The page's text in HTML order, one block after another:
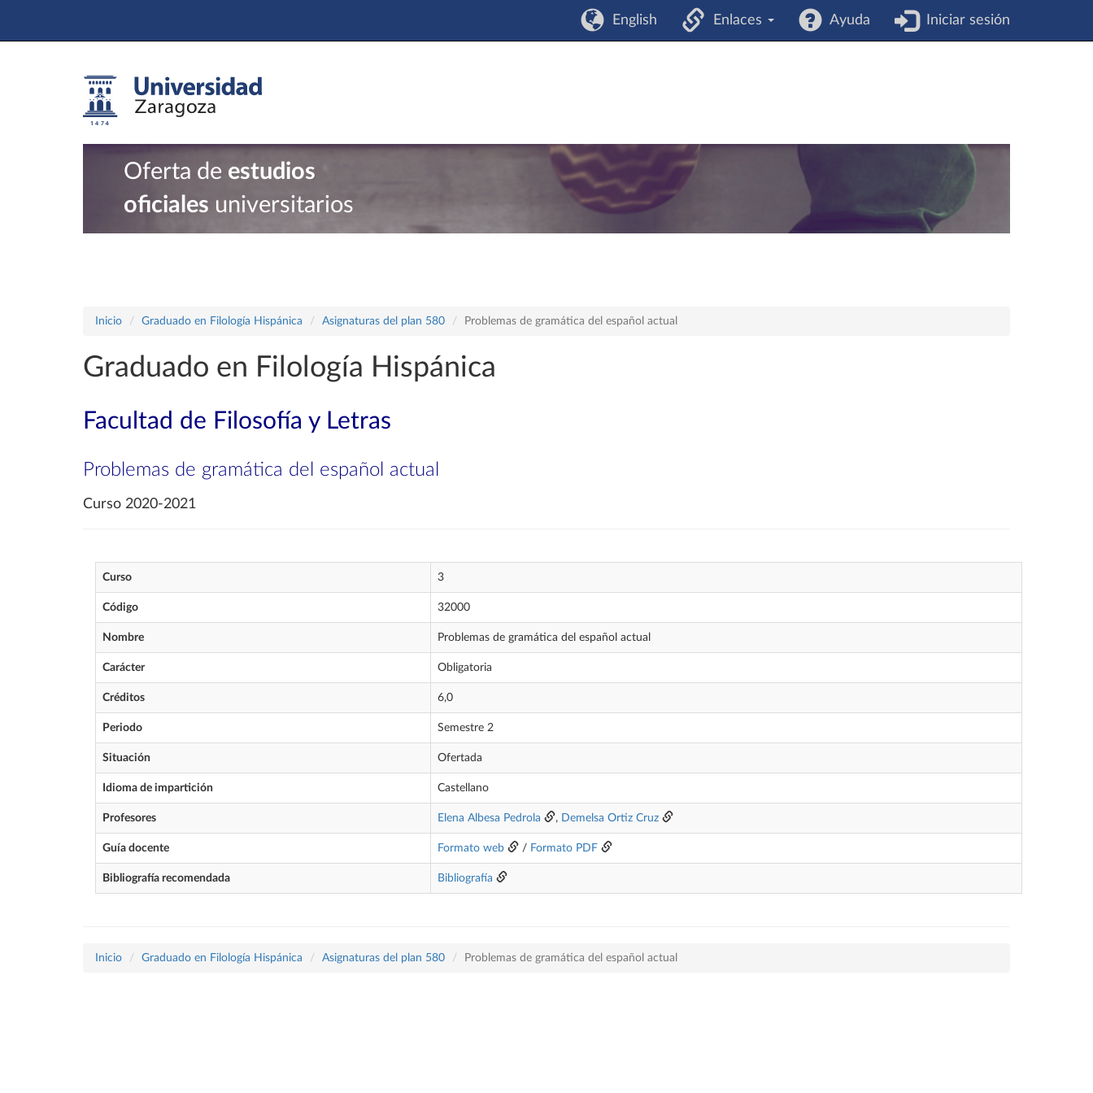
English Enlaces Ayuda Iniciar sesión
Oferta de estudios
oficiales universitarios
Inicio Graduado en Filología Hispánica Asignaturas del plan 580 Problemas de gramática del español actual
Graduado en Filología Hispánica
Facultad de Filosofía y Letras
Problemas de gramática del español actual
Curso 2020-2021
Curso 3
Código 32000
Nombre Problemas de gramática del español actual
Carácter Obligatoria
Créditos 6,0
Periodo Semestre 2
Situación Ofertada
Idioma de impartición Castellano
Profesores Elena Albesa Pedrola , Demelsa Ortiz Cruz
Guía docente Formato web / Formato PDF
Bibliografía recomendada Bibliografía
Inicio Graduado en Filología Hispánica Asignaturas del plan 580 Problemas de gramática del español actual